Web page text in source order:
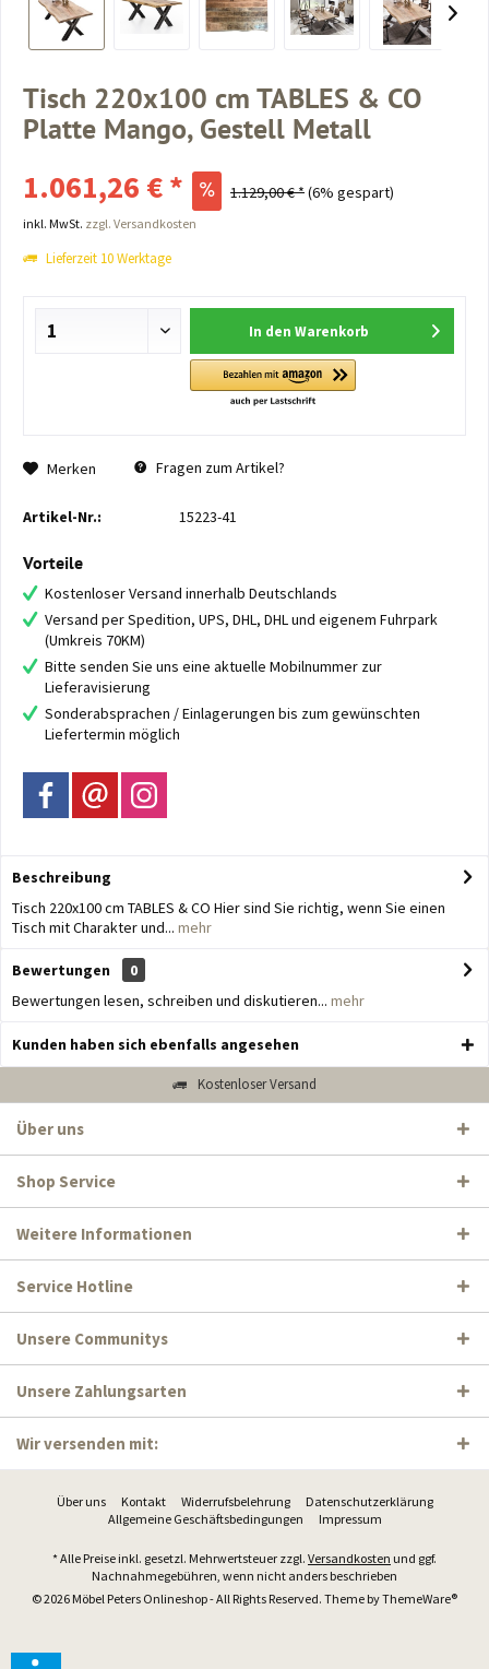
Tisch 220x100 cm TABLES & CO
Platte Mango, Gestell Metall
1.061,26 € * 1.129,00 € *(6% gespart)
inkl. MwSt. zzgl. Versandkosten
Lieferzeit 10 Werktage
In den Warenkorb
Merken Fragen zum Artikel?
Artikel-Nr.: 15223-41
Vorteile
Kostenloser Versand innerhalb Deutschlands
Versand per Spedition, UPS, DHL, DHL und eigenem Fuhrpark
(Umkreis 70KM)
Bitte senden Sie uns eine aktuelle Mobilnummer zur
Lieferavisierung
Sonderabsprachen / Einlagerungen bis zum gewünschten
Liefertermin möglich
Beschreibung
Tisch 220x100 cm TABLES & CO Hier sind Sie richtig, wenn Sie einen
Tisch mit Charakter und... mehr
Bewertungen
0
Bewertungen lesen, schreiben und diskutieren... mehr
Kunden haben sich ebenfalls angesehen
Kostenloser Versand
Über uns
Shop Service
Weitere Informationen
Service Hotline
Unsere Communitys
Unsere Zahlungsarten
Wir versenden mit:
Über uns Kontakt Widerrufsbelehrung
Datenschutzerklärung
Allgemeine Geschäftsbedingungen
Impressum
* Alle Preise inkl. gesetzl. Mehrwertsteuer zzgl. Versandkosten und ggf.
Nachnahmegebühren, wenn nicht anders beschrieben
© 2026 Möbel Peters Onlineshop - All Rights Reserved. Theme byThemeWare®